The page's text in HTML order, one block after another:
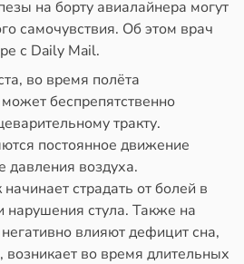
на борту авиалайнера могут
самочувствия. Об этом врач
с Daily Mail.
во время полёта
беспрепятственно
тракту.
постоянное движение
давления воздуха.
страдать от болей в
нарушения стула. Также на
влияют дефицит сна,
возникает во время длительных